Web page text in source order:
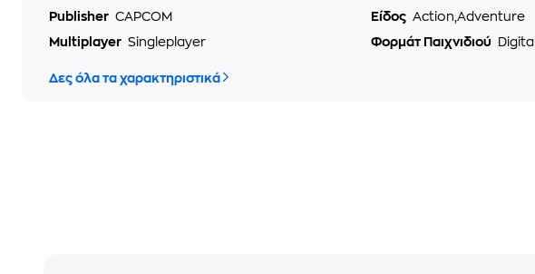
Publisher CAPCOM Είδος Action,Adventure
Multiplayer Singleplayer Φορμάτ Παιχνιδιού Digital
Δες όλα τα χαρακτηριστικά